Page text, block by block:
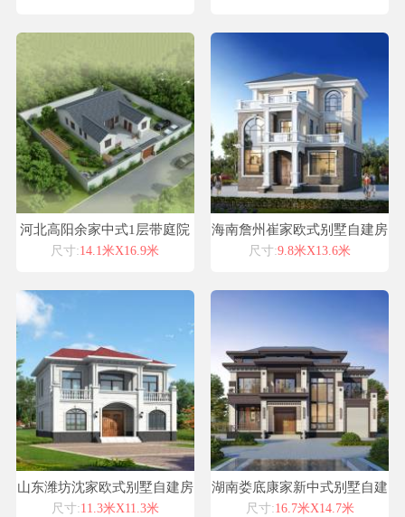
河北高阳余家中式1层带庭院
别墅设计喜天下别墅设计案例
尺寸:14.1米X16.9米
海南詹州崔家欧式别墅自建房
设计图纸喜天下建筑设计
尺寸:9.8米X13.6米
山东潍坊沈家欧式别墅自建房
设计图纸喜天下建筑设计
尺寸:11.3米X11.3米
湖南娄底康家新中式别墅自建
房设计图纸喜天下建筑设计
尺寸:16.7米X14.7米